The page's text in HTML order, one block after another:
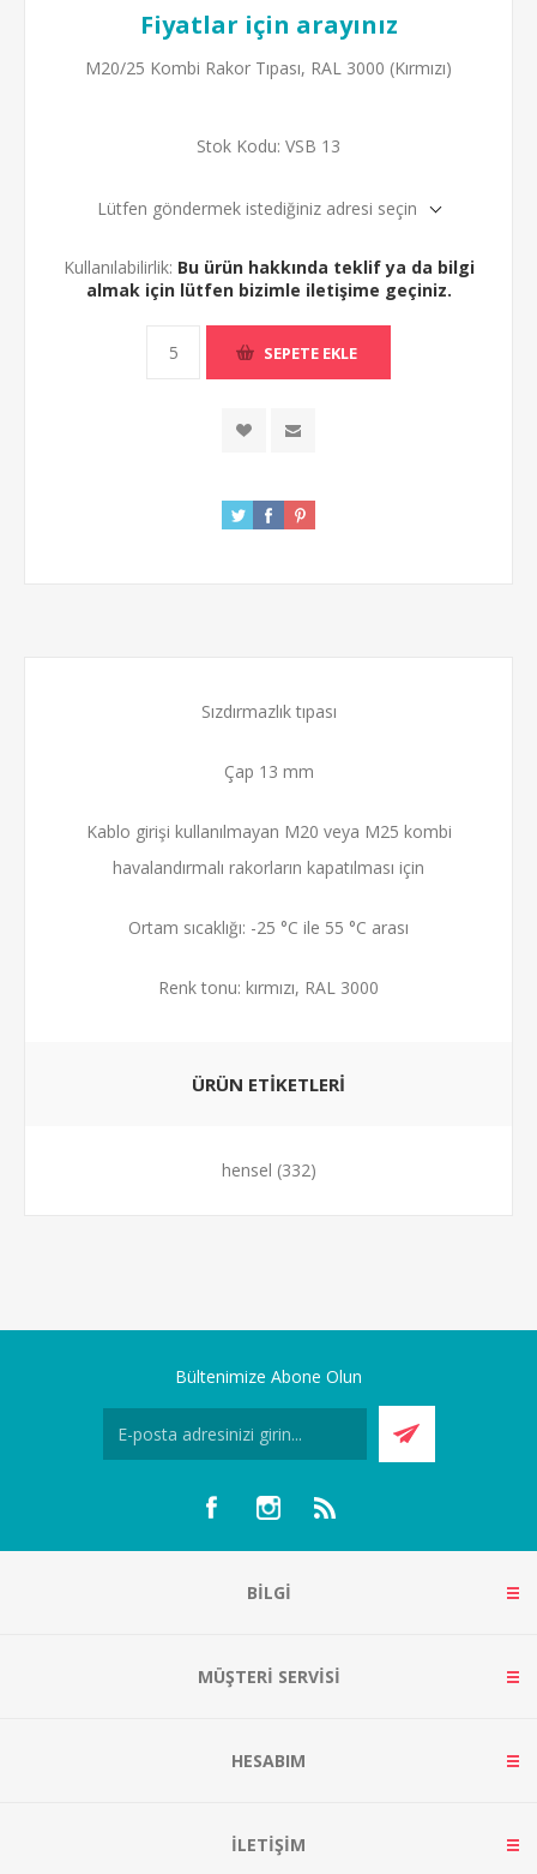
Fiyatlar için arayınız
M20/25 Kombi Rakor Tıpası, RAL 3000 (Kırmızı)
Stok Kodu: VSB 13
Lütfen göndermek istediğiniz adresi seçin
Kullanılabilirlik: Bu ürün hakkında teklif ya da bilgi
almak için lütfen bizimle iletişime geçiniz.
Sızdırmazlık tıpası
Çap 13 mm
Kablo girişi kullanılmayan M20 veya M25 kombi
havalandırmalı rakorların kapatılması için
Ortam sıcaklığı: -25 °C ile 55 °C arası
Renk tonu: kırmızı, RAL 3000
ÜRÜN ETIKETLERI
hensel (332)
Bültenimize Abone Olun
BILGI
MÜŞTERI SERVISI
HESABIM
İLETIŞIM